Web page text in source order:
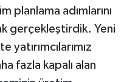
planlama adımlarını
gerçekleştirdik. Yeni
fazla kapalı alan